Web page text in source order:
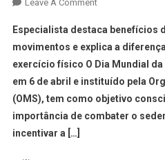
Leave A Comment
Especialista destaca benefícios
movimentos e explica a
exercício físico O Dia Mundial
em 6 de abril e instituído pela
(OMS), tem como objetivo
importância de combater o
incentivar a […]